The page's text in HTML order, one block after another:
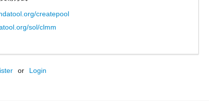
createpool
sol/clmm
or Login